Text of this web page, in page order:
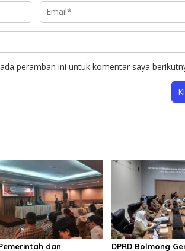
peramban ini untuk komentar saya
dan DPRD Bolmong